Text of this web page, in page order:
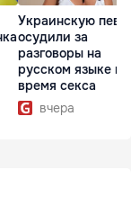
Украинскую
осудили за
разговоры на
русском языке во
время секса
вчера